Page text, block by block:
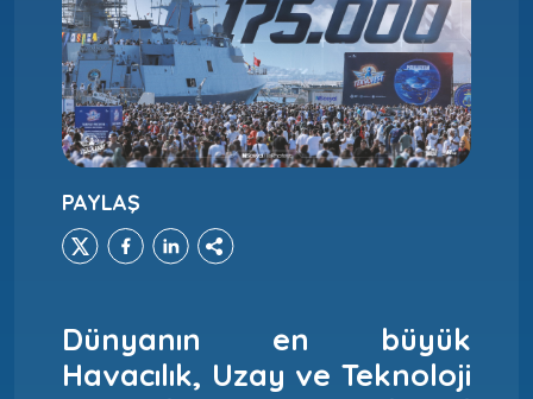
PAYLAŞ
Dünyanın en büyük
Havacılık, Uzay ve Teknoloji